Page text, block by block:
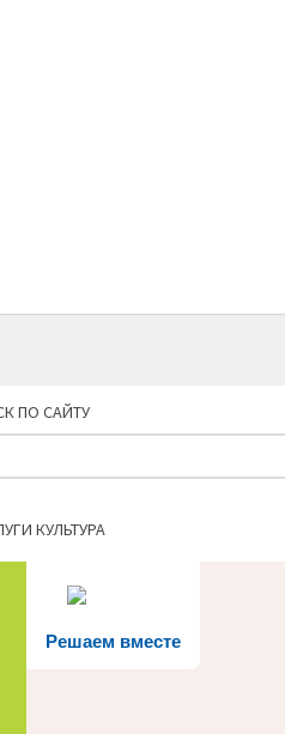
ПО САЙТУ
КУЛЬТУРА
Решаем вместе